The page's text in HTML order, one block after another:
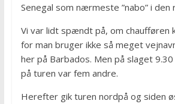
Senegal som nærmeste ”nabo” i den
Vi var lidt spændt på, om chaufføren
for man bruger ikke så meget
her på Barbados. Men på slaget
på turen var fem andre.
Herefter gik turen nordpå og siden